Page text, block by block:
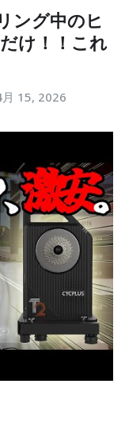
ング中のヒ
け！！これ
月 15, 2026